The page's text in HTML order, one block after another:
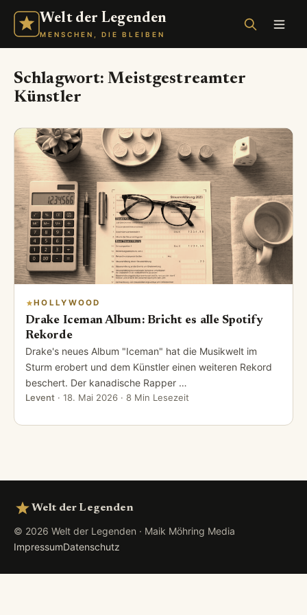
Welt der Legenden
MENSCHEN, DIE BLEIBEN
Schlagwort:Meistgestreamter
Künstler
HOLLYWOOD
Drake Iceman Album: Bricht es alle Spotify
Rekorde
Drake's neues Album "Iceman" hat die Musikwelt im
Sturm erobert und dem Künstler einen weiteren Rekord
beschert. Der kanadische Rapper …
Levent · 18. Mai 2026 · 8 Min Lesezeit
Welt der Legenden
© 2026 Welt der Legenden · Maik Möhring Media
ImpressumDatenschutz